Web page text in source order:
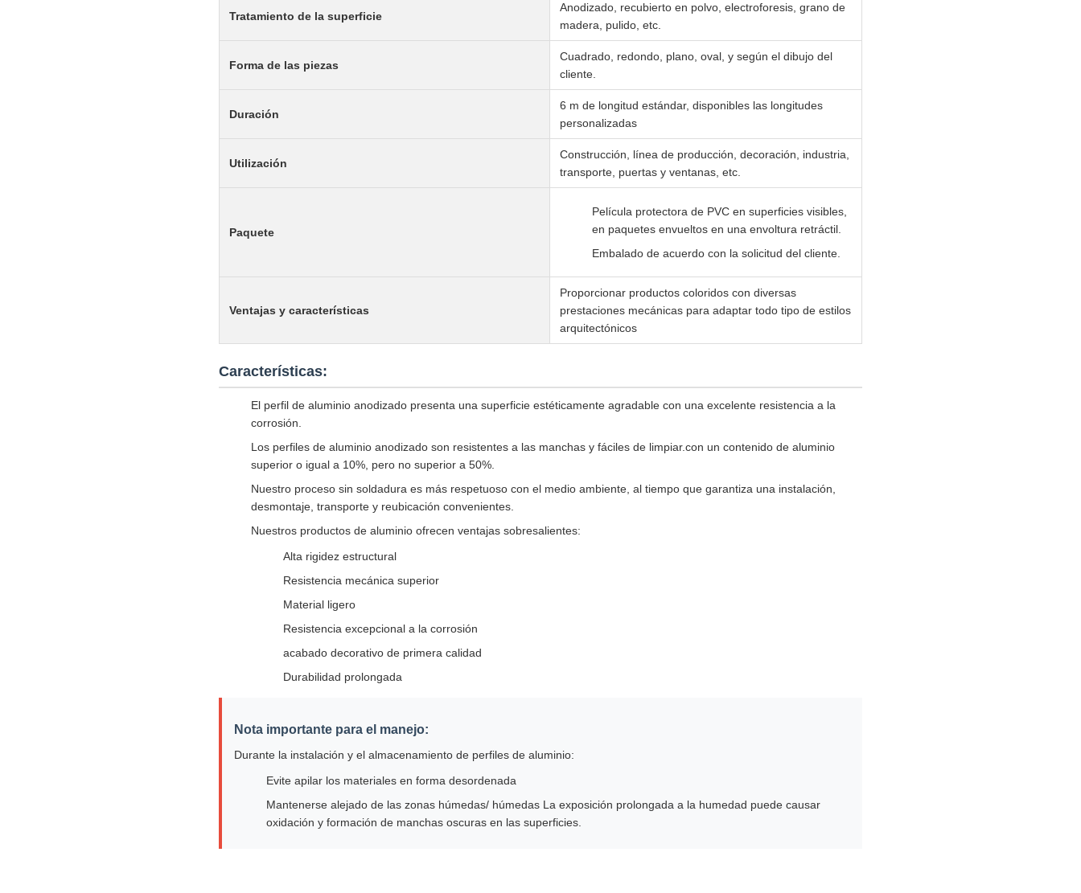
Tratamiento de la superficie
Anodizado, recubierto en polvo, electroforesis, grano de
madera, pulido, etc.
Forma de las piezas
Cuadrado, redondo, plano, oval, y según el dibujo del
cliente.
Duración
6 m de longitud estándar, disponibles las longitudes
personalizadas
Utilización
Construcción, línea de producción, decoración, industria,
transporte, puertas y ventanas, etc.
Paquete
Película protectora de PVC en superficies visibles,
en paquetes envueltos en una envoltura retráctil.
Embalado de acuerdo con la solicitud del cliente.
Ventajas y características
Proporcionar productos coloridos con diversas
prestaciones mecánicas para adaptar todo tipo de estilos
arquitectónicos
Características:
El perfil de aluminio anodizado presenta una superficie estéticamente agradable con una excelente resistencia a la
corrosión.
Los perfiles de aluminio anodizado son resistentes a las manchas y fáciles de limpiar.con un contenido de aluminio
superior o igual a 10%, pero no superior a 50%.
Nuestro proceso sin soldadura es más respetuoso con el medio ambiente, al tiempo que garantiza una instalación,
desmontaje, transporte y reubicación convenientes.
Nuestros productos de aluminio ofrecen ventajas sobresalientes:
Alta rigidez estructural
Resistencia mecánica superior
Material ligero
Resistencia excepcional a la corrosión
acabado decorativo de primera calidad
Durabilidad prolongada
Nota importante para el manejo:
Durante la instalación y el almacenamiento de perfiles de aluminio:
Evite apilar los materiales en forma desordenada
Mantenerse alejado de las zonas húmedas/ húmedas La exposición prolongada a la humedad puede causar
oxidación y formación de manchas oscuras en las superficies.